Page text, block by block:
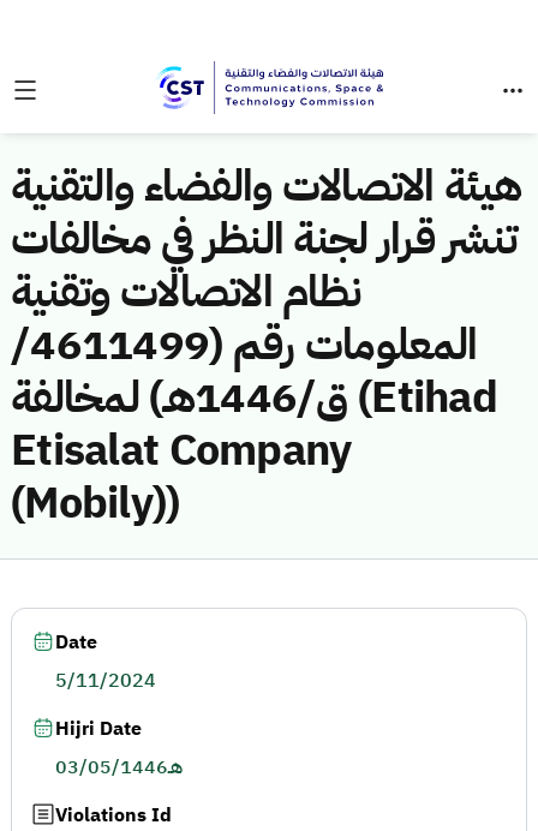
هيئة الاتصالات والفضاء والتقنية
تنشر قرار لجنة النظر في مخالفات
نظام الاتصالات وتقنية
المعلومات رقم (4611499/
ق/1446هـ) لمخالفة (Etihad
Etisalat Company
(Mobily))
Date
5/11/2024
Hijri Date
03/05/1446هـ
Violations Id